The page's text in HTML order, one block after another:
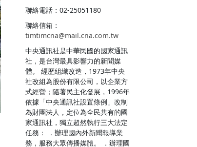
聯絡電話：02-25051180
聯絡信箱：
timtimcna@mail.cna.com.tw
中央通訊社是中華民國的國家通訊
社，是台灣最具影響力的新聞媒
體。 經歷組織改造，1973年中央
社改組為股份有限公司，以企業方
式經營；隨著民主化發展，1996年
依據「中央通訊社設置條例」改制
為財團法人，定位為全民共有的國
家通訊社，獨立超然執行三大法定
任務： ．辦理國內外新聞報導業
務，服務大眾傳播媒體。 ．辦理國